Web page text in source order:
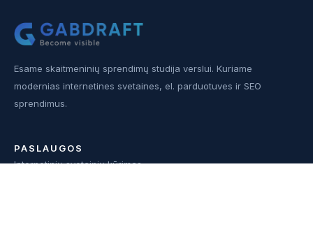
Esame skaitmeninių sprendimų studija verslui. Kuriame
modernias internetines svetaines, el. parduotuves ir SEO
sprendimus.
PASLAUGOS
Internetinių svetainių kūrimas